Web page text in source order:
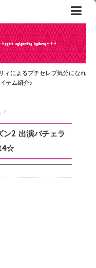
ィによるプチセレブ気分になれ
テム紹介♪
>
ン2 出演バチェラ